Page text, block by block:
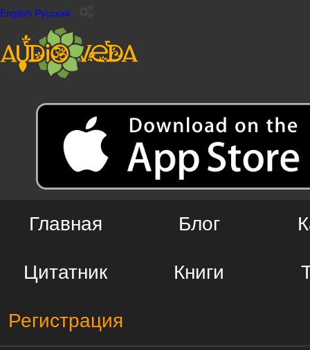
English Русский
Главная Блог
Цитатник Книги
Регистрация